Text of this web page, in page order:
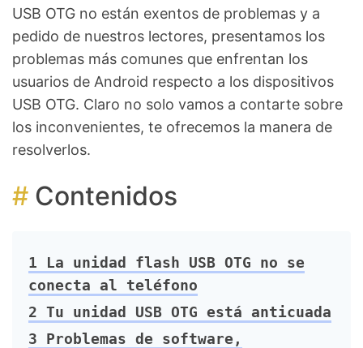
USB OTG no están exentos de problemas y a
pedido de nuestros lectores, presentamos los
problemas más comunes que enfrentan los
usuarios de Android respecto a los dispositivos
USB OTG. Claro no solo vamos a contarte sobre
los inconvenientes, te ofrecemos la manera de
resolverlos.
Contenidos
1 La unidad flash USB OTG no se
conecta al teléfono
2 Tu unidad USB OTG está anticuada
3 Problemas de software,